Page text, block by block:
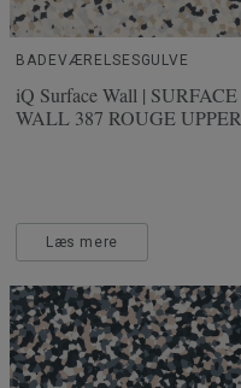
BADEVÆRELSESGULVE
iQ Surface Wall | SURFACE
WALL 387 ROUGE UPPER
Læs mere